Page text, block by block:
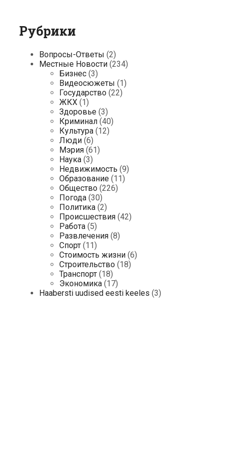
Рубрики
Вопросы-Ответы (2)
Местные Новости (234)
Бизнес (3)
Видеосюжеты (1)
Государство (22)
ЖКХ (1)
Здоровье (3)
Криминал (40)
Культура (12)
Люди (6)
Мэрия (61)
Наука (3)
Недвижимость (9)
Образование (11)
Общество (226)
Погода (30)
Политика (2)
Происшествия (42)
Работа (5)
Развлечения (8)
Спорт (11)
Стоимость жизни (6)
Строительство (18)
Транспорт (18)
Экономика (17)
Haabersti uudised eesti keeles (3)